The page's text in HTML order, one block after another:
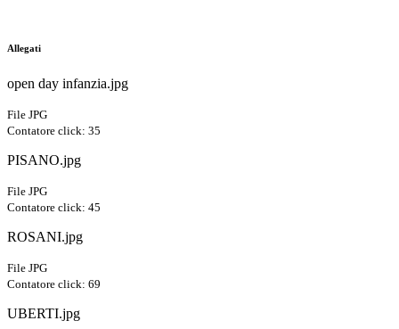
Allegati
open day infanzia.jpg
File JPG
Contatore click: 35
PISANO.jpg
File JPG
Contatore click: 45
ROSANI.jpg
File JPG
Contatore click: 69
UBERTI.jpg